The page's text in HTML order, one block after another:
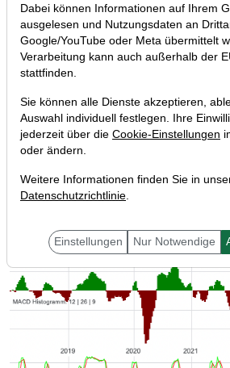
17.01.2022 um 07:52 Uhr | P. Uhlschmied
Dabei können Informationen auf Ihrem
ausgelesen und Nutzungsdaten an
Google/YouTube oder Meta übermittelt
Verarbeitung kann auch außerhalb der
stattfinden.
Sie können alle Dienste akzeptieren,
Auswahl individuell festlegen. Ihre
jederzeit über die Cookie-Einstellungen
oder ändern.
Weitere Informationen finden Sie in
Datenschutzrichtlinie.
Einstellungen Nur Notwendige